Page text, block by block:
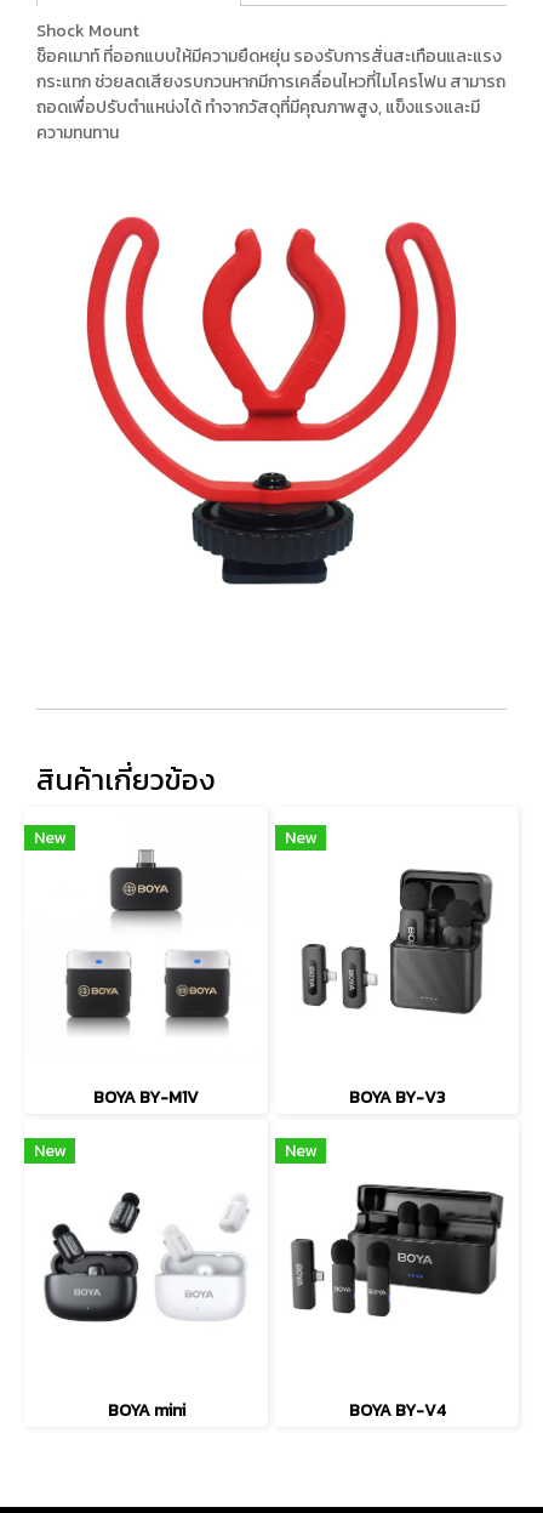
Shock Mount
ช็อคเมาท์ ที่ออกแบบให้มีความยืดหยุ่น รองรับการสั่นสะเทือนและแรง
กระแทก ช่วยลดเสียงรบกวนหากมีการเคลื่อนไหวที่ไมโครโฟน สามารถ
ถอดเพื่อปรับตำแหน่งได้ ทำจากวัสดุที่มีคุณภาพสูง, แข็งแรงและมี
ความทนทาน
สินค้าเกี่ยวข้อง
New
BOYA BY-M1V
New
BOYA BY-V3
New
BOYA mini
New
BOYA BY-V4